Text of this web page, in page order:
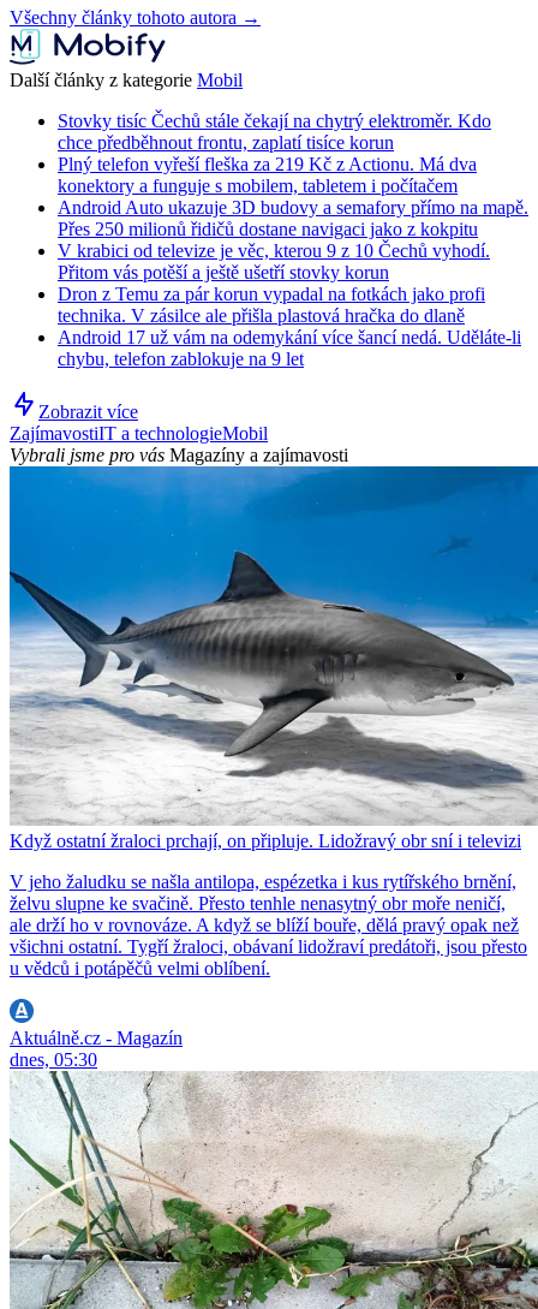
Všechny články tohoto autora →
Další články z kategorie Mobil
Stovky tisíc Čechů stále čekají na chytrý elektroměr. Kdo
chce předběhnout frontu, zaplatí tisíce korun
Plný telefon vyřeší fleška za 219 Kč z Actionu. Má dva
konektory a funguje s mobilem, tabletem i počítačem
Android Auto ukazuje 3D budovy a semafory přímo na mapě.
Přes 250 milionů řidičů dostane navigaci jako z kokpitu
V krabici od televize je věc, kterou 9 z 10 Čechů vyhodí.
Přitom vás potěší a ještě ušetří stovky korun
Dron z Temu za pár korun vypadal na fotkách jako profi
technika. V zásilce ale přišla plastová hračka do dlaně
Android 17 už vám na odemykání více šancí nedá. Uděláte-li
chybu, telefon zablokuje na 9 let
Zobrazit více
ZajímavostiIT a technologieMobil
Vybrali jsme pro vás Magazíny a zajímavosti
Když ostatní žraloci prchají, on připluje. Lidožravý obr sní i televizi
V jeho žaludku se našla antilopa, espézetka i kus rytířského brnění,
želvu slupne ke svačině. Přesto tenhle nenasytný obr moře neničí,
ale drží ho v rovnováze. A když se blíží bouře, dělá pravý opak než
všichni ostatní. Tygří žraloci, obávaní lidožraví predátoři, jsou přesto
u vědců i potápěčů velmi oblíbení.
Aktuálně.cz - Magazín
dnes, 05:30